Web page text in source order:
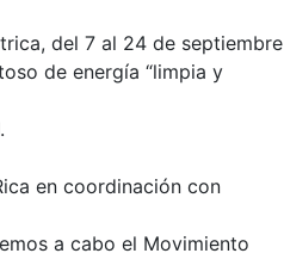
del 7 al 24 de septiembre
de energía “limpia y
en coordinación con
a cabo el Movimiento